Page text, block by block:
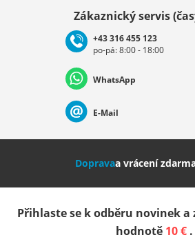
Deutschland Österreich
Nederland Italia (Italiano)
Slovenija
Zákaznický servis
+43 316 455 123
po-pá: 8:00 - 18:00
WhatsApp
E-Mail
Dopravaa vrácení
Přihlaste se k odběru novinek a
hodnotě 10 € .